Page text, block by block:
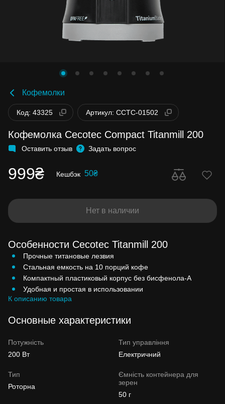
Кофемолки
Код: 43325 Артикул: CCTC-01502
Кофемолка Cecotec Compact Titanmill 200
Оставить отзыв Задать вопрос
999₴ Кешбэк 50₴
Нет в наличии
Особенности Cecotec Titanmill 200
Прочные титановые лезвия
Стальная емкость на 10 порций кофе
Компактный пластиковый корпус без бисфенола-А
Удобная и простая в использовании
К описанию товара
Основные характеристики
Потужність
200 Вт
Тип управління
Електричний
Тип
Роторна
Ємність контейнера для
зерен
50 г